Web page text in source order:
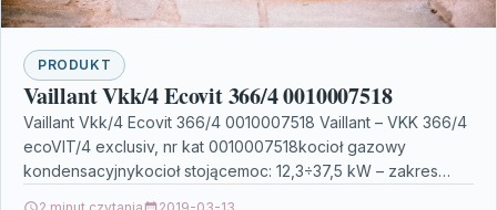
PRODUKT
Vaillant Vkk/4 Ecovit 366/4 0010007518
Vaillant Vkk/4 Ecovit 366/4 0010007518 Vaillant – VKK 366/4
ecoVIT/4 exclusiv, nr kat 0010007518kocioł gazowy
kondensacyjnykocioł stojącemoc: 12,3÷37,5 kW – zakres